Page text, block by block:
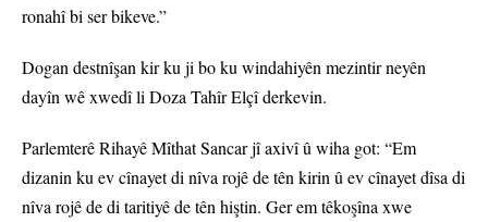
ronahî bi ser bikeve.”
Dogan destnîşan kir ku ji bo ku windahiyên mezintir neyên
dayîn wê xwedî li Doza Tahîr Elçî derkevin.
Parlemterê Rihayê Mîthat Sancar jî axivî û wiha got: “Em
dizanin ku ev cînayet di nîva rojê de tên kirin û ev cînayet dîsa di
nîva rojê de di taritiyê de tên hiştin. Ger em têkoşîna xwe